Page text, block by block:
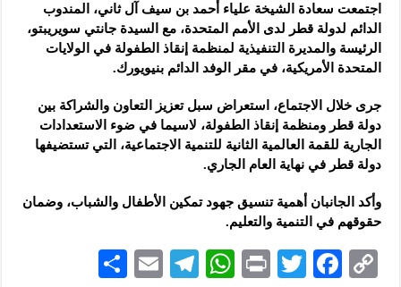
اجتمعت سعادة الشيخة علياء أحمد بن سيف آل ثاني، المندوب
الدائم لدولة قطر لدى الأمم المتحدة، مع السيدة جانتي سويريبتو،
الرئيسة والمديرة التنفيذية لمنظمة إنقاذ الطفولة في الولايات
المتحدة الأمريكية، في مقر الوفد الدائم بنيويورك.
جرى خلال الاجتماع، استعراض سبل تعزيز التعاون والشراكة بين
دولة قطر ومنظمة إنقاذ الطفولة، لاسيما في ضوء الاستعدادات
الجارية للقمة العالمية الثانية للتنمية الاجتماعية، التي تستضيفها
دولة قطر في نهاية العام الجاري.
وأكد الجانبان أهمية تنسيق جهود تمكين الأطفال والشباب، وضمان
حقوقهم في التنمية والتعليم.
C
F
T
P
W
Te
E